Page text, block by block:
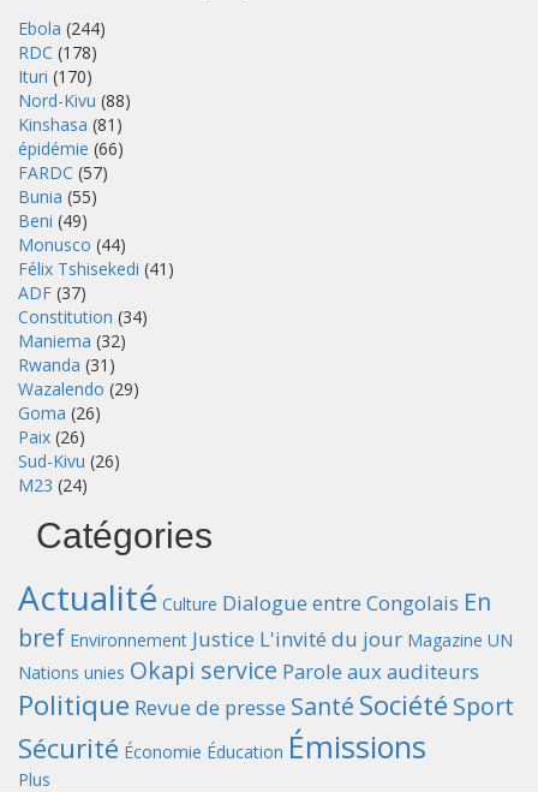
Ebola (244)
RDC (178)
Ituri (170)
Nord-Kivu (88)
Kinshasa (81)
épidémie (66)
FARDC (57)
Bunia (55)
Beni (49)
Monusco (44)
Félix Tshisekedi (41)
ADF (37)
Constitution (34)
Maniema (32)
Rwanda (31)
Wazalendo (29)
Goma (26)
Paix (26)
Sud-Kivu (26)
M23 (24)
Catégories
Actualité Culture Dialogue entre Congolais En
bref Environnement Justice L'invité du jour Magazine UN
Nations unies Okapi service Parole aux auditeurs
Politique Revue de presse Santé Société Sport
Sécurité Économie Éducation Émissions
Plus